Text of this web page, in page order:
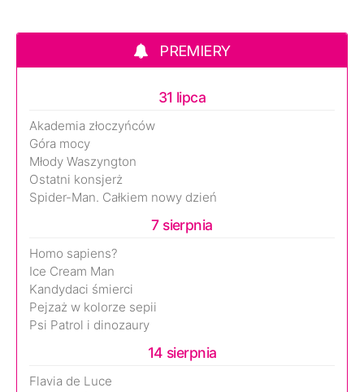
PREMIERY
31 lipca
Akademia złoczyńców
Góra mocy
Młody Waszyngton
Ostatni konsjerż
Spider-Man. Całkiem nowy dzień
7 sierpnia
Homo sapiens?
Ice Cream Man
Kandydaci śmierci
Pejzaż w kolorze sepii
Psi Patrol i dinozaury
14 sierpnia
Flavia de Luce